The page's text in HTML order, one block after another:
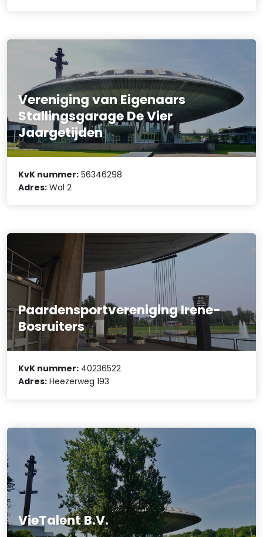
Vereniging van Eigenaars
Stallingsgarage De Vier
Jaargetijden
KvK nummer: 56346298
Adres: Wal 2
Paardensportvereniging Irene-
Bosruiters
KvK nummer: 40236522
Adres: Heezerweg 193
VieTalent B.V.